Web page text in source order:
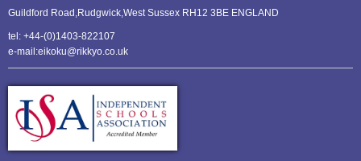
Guildford Road,Rudgwick,West Sussex RH12 3BE ENGLAND
tel: +44-(0)1403-822107
e-mail:eikoku@rikkyo.co.uk